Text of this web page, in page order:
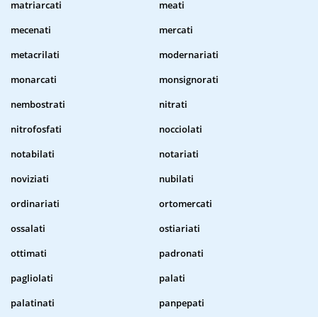
matriarcati
meati
mecenati
mercati
metacrilati
modernariati
monarcati
monsignorati
nembostrati
nitrati
nitrofosfati
nocciolati
notabilati
notariati
noviziati
nubilati
ordinariati
ortomercati
ossalati
ostiariati
ottimati
padronati
pagliolati
palati
palatinati
panpepati